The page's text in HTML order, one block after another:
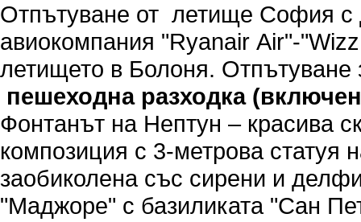
Отпътуване от летище София с
авиокомпания "Ryanair Аir"-
летището в Болоня. Отпътуване
пешеходна разходка
Фонтанът на Нептун – красива
композиция с 3-метрова статуя
заобиколена със сирени и
"Маджоре" с базиликата "Сан